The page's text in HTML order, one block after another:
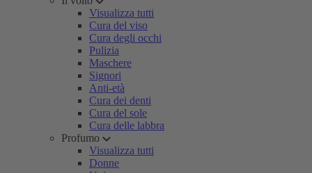
Visualizza tutti
Cura del viso
Cura degli occhi
Pulizia
Maschere
Signori
Anti-età
Cura dei denti
Cura del sole
Cura delle labbra
Profumo
Visualizza tutti
Donne